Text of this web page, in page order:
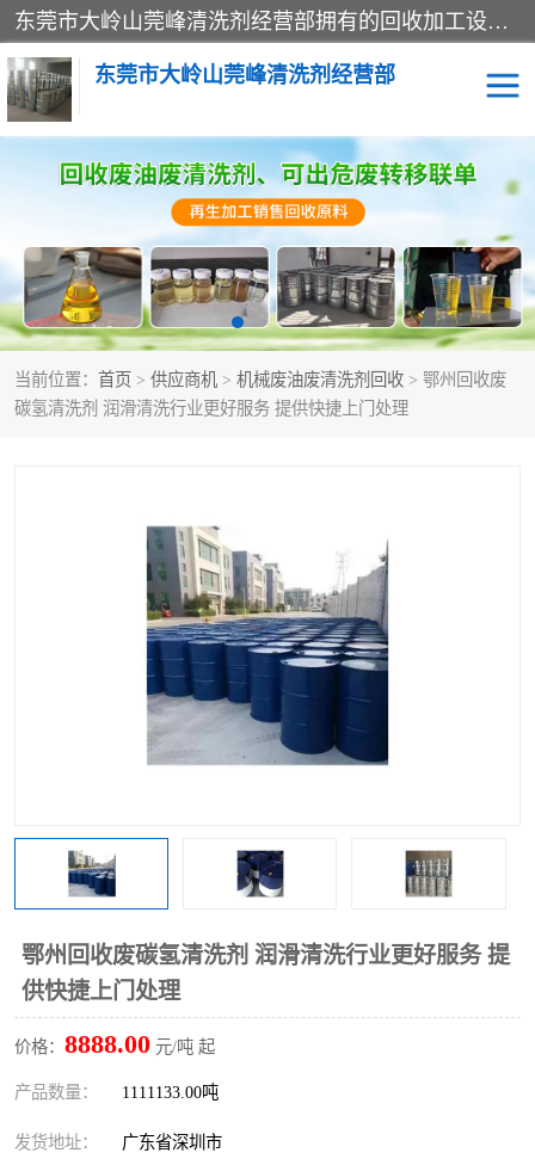
东莞市大岭山莞峰清洗剂经营部拥有的回收加工设备，大量废油回收、废清洗剂回收、废溶剂油回收、机械废油废清洗剂回收、废碳氢回收、碳氢液压油回收、碳氢二氯回收等废清洗剂处理；我们只是提供废旧化工原料的循环使用存放点，执行正规的存放，有正规的回收资质处理。同时我们公司批发零售回收级清洗剂，脱模油再生基础油，质量保证。
东莞市大岭山莞峰清洗剂经营部
当前位置： 首页 > 供应商机 > 机械废油废清洗剂回收 > 鄂州回收废
碳氢清洗剂 润滑清洗行业更好服务 提供快捷上门处理
鄂州回收废碳氢清洗剂 润滑清洗行业更好服务 提
供快捷上门处理
价格： 8888.00 元/吨 起
产品数量： 1111133.00吨
发货地址： 广东省深圳市
废清洗剂回收
废溶剂油回收 机械废油废清洗剂回收
废碳氢回收 碳氢液压油回收
碳氢二氯回收 回收废三四氯乙烯
回收废清洗剂 上门回收废清洗剂